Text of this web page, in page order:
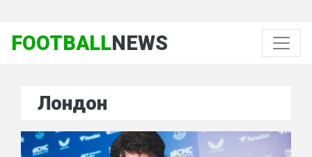
FOOTBALLNEWS
Лондон